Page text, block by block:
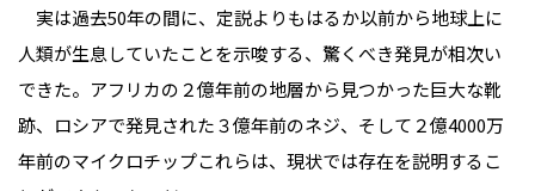
実は過去50年の間に、定説よりもはるか以前から地球上に
人類が生息していたことを示唆する、驚くべき発見が相次い
できた。アフリカの２億年前の地層から見つかった巨大な靴
跡、ロシアで発見された３億年前のネジ、そして２億4000万
年前のマイクロチップ――これらは、現状では存在を説明するこ